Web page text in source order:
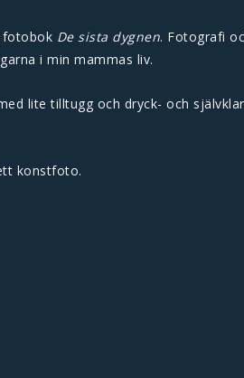
fotobok De sista dygnen. Fotografi
i min mammas liv.
lite tilltugg och dryck- och
konstfoto.